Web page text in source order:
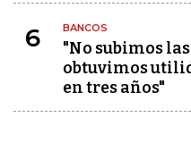
6 BANCOS
"No subimos
obtuvimos
en tres años"